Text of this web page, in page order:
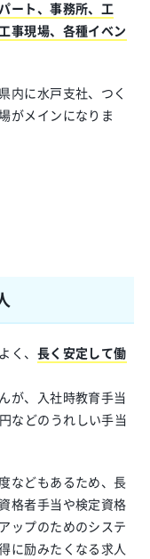
ート、事務所、工
事現場、各種イベン
内に水戸支社、つく
がメインになりま
く、 長く安定して働
が、入社時教育手当
などのうれしい手当
などもあるため、長
格者手当や検定資格
ップのためのシステ
に励みたくなる求人